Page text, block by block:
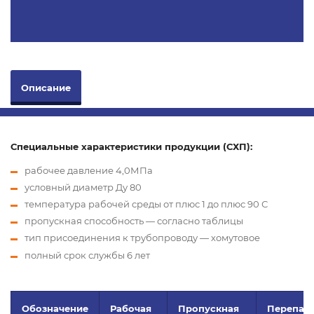
Описание
Специальные характеристики продукции (СХП):
рабочее давление 4,0МПа
условный диаметр Ду 80
температура рабочей среды от плюс 1 до плюс 90 С
пропускная способность — согласно таблицы
тип присоединения к трубопроводу — хомутовое
полный срок службы 6 лет
Обозначение
Рабочая
Пропускная
Перепад